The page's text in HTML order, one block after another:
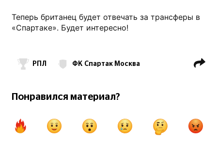
Теперь британец будет отвечать за трансферы в
«Спартаке». Будет интересно!
РПЛ ФК Спартак Москва
Иван Саввиди
Понравился материал?